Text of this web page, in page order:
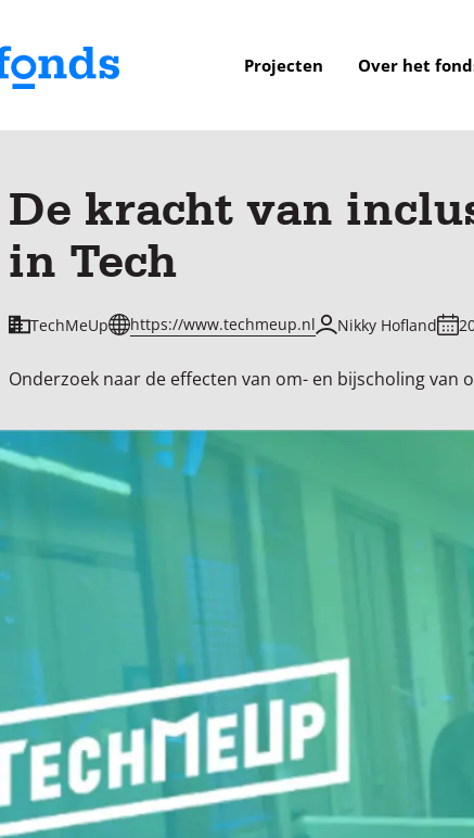
ga naar de inhoud
Projecten Over het
De kracht van
in Tech
TechMeUp https://www.techmeup.nl Nikky Hofland
Onderzoek naar de effecten van om- en bijscholing